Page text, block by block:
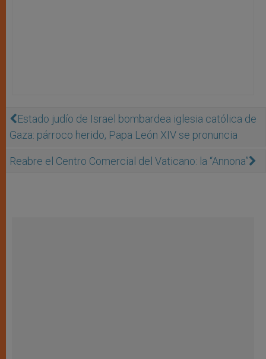
Estado judío de Israel bombardea iglesia católica de
Gaza: párroco herido, Papa León XIV se pronuncia
Reabre el Centro Comercial del Vaticano: la “Annona”